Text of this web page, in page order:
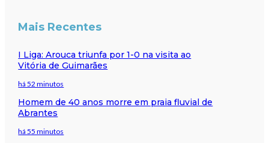
Mais Recentes
I Liga: Arouca triunfa por 1-0 na visita ao
Vitória de Guimarães
há 52 minutos
Homem de 40 anos morre em praia fluvial de
Abrantes
há 55 minutos